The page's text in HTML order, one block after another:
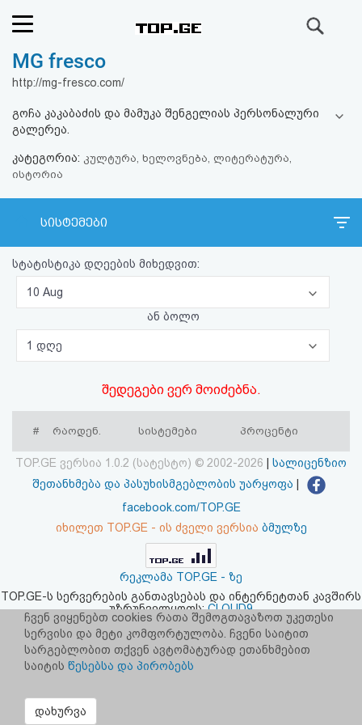
რეიტინგი
კითხვა-
პასუხი
ავტორიზაცია
რეგისტრაცია
პაროლის
სალიცენზიო
შეთანხმება
პასუხისმგებლობის
უარყოფა
MG fresco
http://mg-fresco.com/
გოჩა კაკაბაძის და მამუკა შენგელიას პერსონალური
გალერეა.
კატეგორია: კულტურა, ხელოვნება, ლიტერატურა,
ისტორია
სისტემები
სტატისტიკა დღეების მიხედვით:
10 Aug
ან ბოლო
1 დღე
შედეგები ვერ მოიძებნა.
# რაოდენ. სისტემები პროცენტი
TOP.GE ვერსია 1.0.2 (სატესტო) © 2002-2026
სალიცენზიო
შეთანხმება და პასუხისმგებლობის უარყოფა
facebook.com/TOP.GE
იხილეთ TOP.GE - ის ძველი ვერსია ბმულზე
რეკლამა TOP.GE - ზე
TOP.GE-ს სერვერების განთავსებას და ინტერნეტთან კავშირს
უზრუნველყოფს:CLOUD9
ჩვენ ვიყენებთ cookies რათა შემოგთავაზოთ უკეთესი
სერვისი და მეტი კომფორტულობა. ჩვენი საიტით
სარგებლობით თქვენ ავტომატურად ეთანხმებით
საიტის წესებსა და პირობებს
დახურვა